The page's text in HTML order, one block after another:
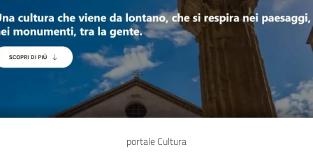
portale Cultura